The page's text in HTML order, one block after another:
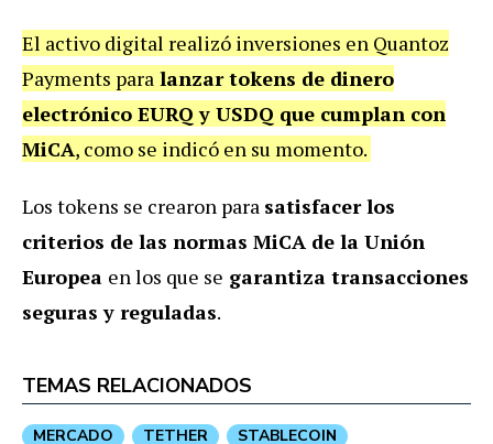
El activo digital realizó inversiones en Quantoz
Payments para lanzar tokens de dinero
electrónico EURQ y USDQ que cumplan con
MiCA, como se indicó en su momento.
Los tokens se crearon para satisfacer los
criterios de las normas MiCA de la Unión
Europea en los que se garantiza transacciones
seguras y reguladas.
TEMAS RELACIONADOS
MERCADO TETHER
STABLECOIN